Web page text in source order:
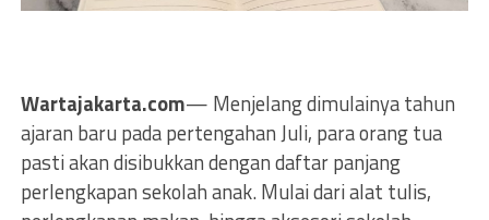
Wartajakarta.com— Menjelang dimulainya tahun
ajaran baru pada pertengahan Juli, para orang tua
pasti akan disibukkan dengan daftar panjang
perlengkapan sekolah anak. Mulai dari alat tulis,